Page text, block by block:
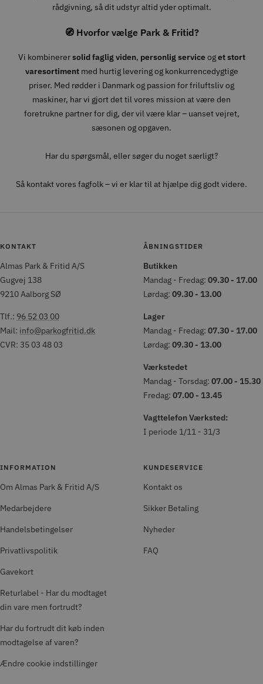
rådgivning, så dit udstyr altid yder optimalt.
🧭 Hvorfor vælge Park & Fritid?
Vi kombinerersolid faglig viden, personlig serviceoget stort
varesortimentmed hurtig levering og konkurrencedygtige
priser. Med rødder i Danmark og passion for friluftsliv og
maskiner, har vi gjort det til vores mission at være den
foretrukne partner for dig, der vil være klar – uanset vejret,
sæsonen og opgaven.
Har du spørgsmål, eller søger du noget særligt?
Så kontakt vores fagfolk – vi er klar til at hjælpe dig godt videre.
KONTAKT
Almas Park & Fritid A/S
Gugvej 138
9210 Aalborg SØ
Tlf.: 96 52 03 00
Mail: info@parkogfritid.dk
CVR: 35 03 48 03
ÅBNINGSTIDER
Butikken
Mandag - Fredag: 09.30 - 17.00
Lørdag: 09.30 - 13.00
Lager
Mandag - Fredag: 07.30 - 17.00
Lørdag: 09.30 - 13.00
Værkstedet
Mandag - Torsdag: 07.00 - 15.30
Fredag: 07.00 - 13.45
Vagttelefon Værksted:
I periode 1/11 - 31/3
INFORMATION
Om Almas Park & Fritid A/S
Medarbejdere
Handelsbetingelser
Privatlivspolitik
Gavekort
Returlabel - Har du modtaget
din vare men fortrudt?
Har du fortrudt dit køb inden
modtagelse af varen?
Ændre cookie indstillinger
KUNDESERVICE
Kontakt os
Sikker Betaling
Nyheder
FAQ